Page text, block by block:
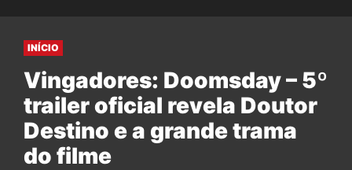
INÍCIO
Vingadores: Doomsday – 5º
trailer oficial revela Doutor
Destino e a grande trama
do filme